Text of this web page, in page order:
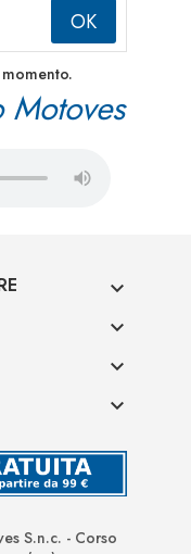
Motoves




S.n.c. - Corso